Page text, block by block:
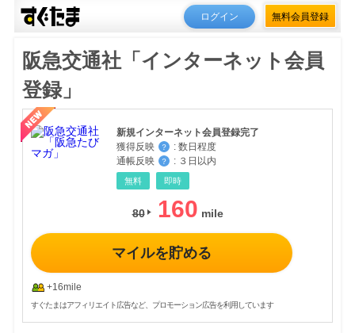
ログイン 無料会員登録
阪急交通社「インターネット会員
登録」
新規インターネット会員登録完了
獲得反映
？ : 数日程度
通帳反映
？ : ３日以内
無料 即時
80 160
マイルを貯める
+16mile
すぐたまはアフィリエイト広告など、プロモーション広告を利用しています